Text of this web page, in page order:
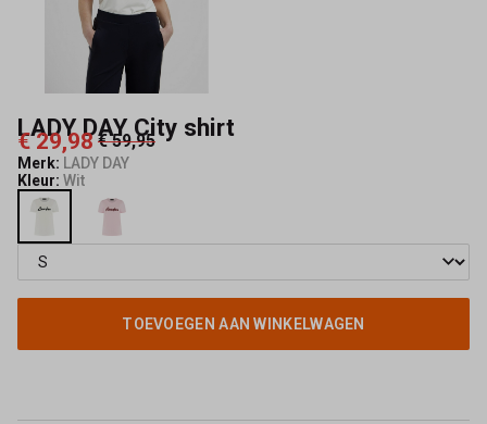
LADY DAY City shirt
€ 29,98 € 59,95
Merk: LADY DAY
Kleur: Wit
TOEVOEGEN AAN WINKELWAGEN